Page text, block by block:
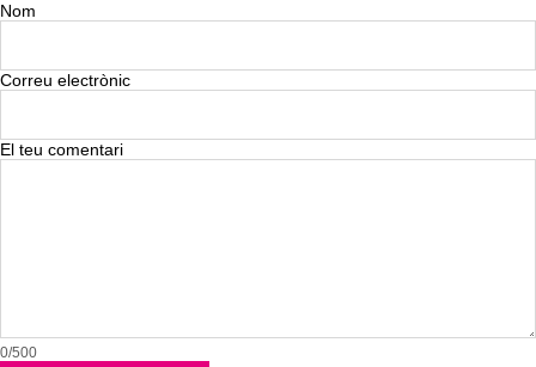
Nom
Correu electrònic
El teu comentari
0/500